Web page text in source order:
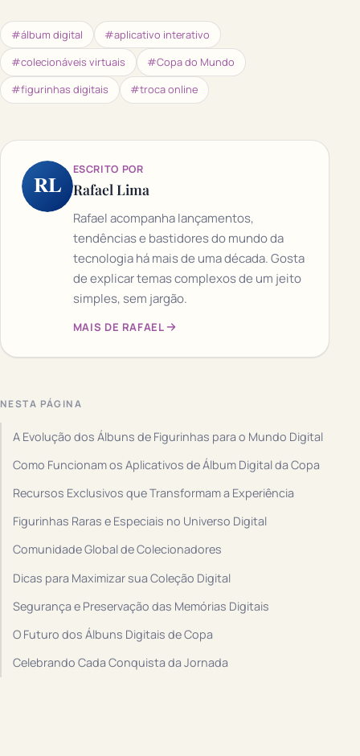
#álbum digital
#aplicativo interativo
#colecionáveis virtuais
#Copa do Mundo
#figurinhas digitais
#troca online
RL
ESCRITO POR
Rafael Lima
Rafael acompanha lançamentos,
tendências e bastidores do mundo da
tecnologia há mais de uma década. Gosta
de explicar temas complexos de um jeito
simples, sem jargão.
MAIS DE RAFAEL
NESTA PÁGINA
A Evolução dos Álbuns de Figurinhas para o Mundo Digital
Como Funcionam os Aplicativos de Álbum Digital da Copa
Recursos Exclusivos que Transformam a Experiência
Figurinhas Raras e Especiais no Universo Digital
Comunidade Global de Colecionadores
Dicas para Maximizar sua Coleção Digital
Segurança e Preservação das Memórias Digitais
O Futuro dos Álbuns Digitais de Copa
Celebrando Cada Conquista da Jornada